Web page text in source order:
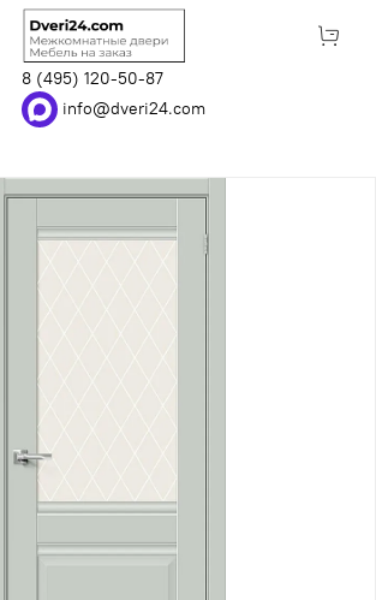
8 (495) 120-50-87
info@dveri24.com